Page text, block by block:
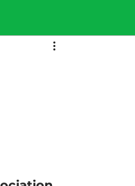
Joyeux bordel